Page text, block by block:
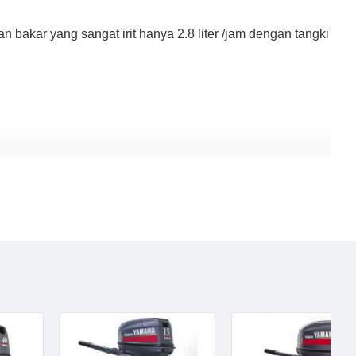
bakar yang sangat irit hanya 2.8 liter /jam dengan tangki